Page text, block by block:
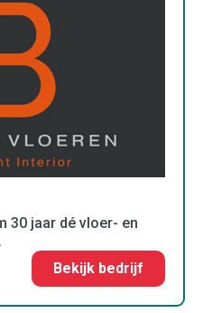
30 jaar dé vloer- en
Bekijk bedrijf